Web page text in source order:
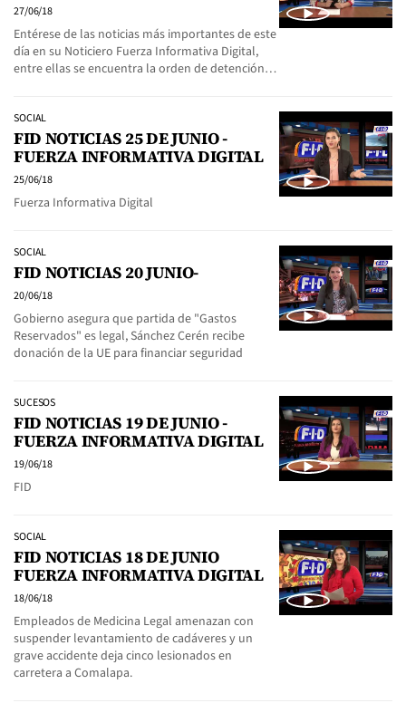
27/06/18
Entérese de las noticias más importantes de este
día en su Noticiero Fuerza Informativa Digital,
entre ellas se encuentra la orden de detención…
SOCIAL
FID NOTICIAS 25 DE JUNIO -
FUERZA INFORMATIVA DIGITAL
25/06/18
Fuerza Informativa Digital
SOCIAL
FID NOTICIAS 20 JUNIO-
20/06/18
Gobierno asegura que partida de "Gastos
Reservados" es legal, Sánchez Cerén recibe
donación de la UE para financiar seguridad
SUCESOS
FID NOTICIAS 19 DE JUNIO -
FUERZA INFORMATIVA DIGITAL
19/06/18
FID
SOCIAL
FID NOTICIAS 18 DE JUNIO
FUERZA INFORMATIVA DIGITAL
18/06/18
Empleados de Medicina Legal amenazan con
suspender levantamiento de cadáveres y un
grave accidente deja cinco lesionados en
carretera a Comalapa.